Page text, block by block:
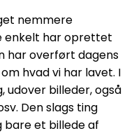
nemmere
enkelt har oprettet
har overført dagens
hvad vi har lavet. I
udover billeder, også
Den slags ting
bare et billede af